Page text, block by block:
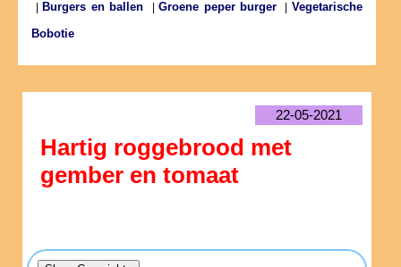
Burgers en ballen |Groene peper burger |Vegetarische
Bobotie
22-05-2021
Hartig roggebrood met
gember en tomaat